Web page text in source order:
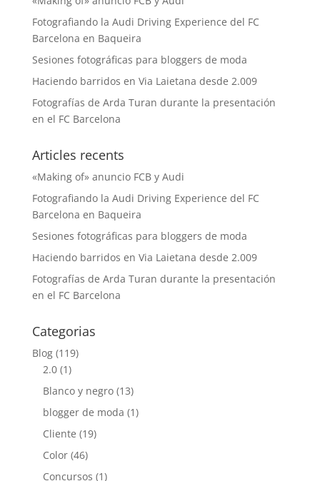
Fotografiando la Audi Driving Experience del FC
Barcelona en Baqueira
Sesiones fotográficas para bloggers de moda
Haciendo barridos en Via Laietana desde 2.009
Fotografías de Arda Turan durante la presentación
en el FC Barcelona
Articles recents
«Making of» anuncio FCB y Audi
Fotografiando la Audi Driving Experience del FC
Barcelona en Baqueira
Sesiones fotográficas para bloggers de moda
Haciendo barridos en Via Laietana desde 2.009
Fotografías de Arda Turan durante la presentación
en el FC Barcelona
Categorias
Blog(119)
2.0(1)
Blanco y negro(13)
blogger de moda (1)
Cliente (19)
Color(46)
Concursos (1)